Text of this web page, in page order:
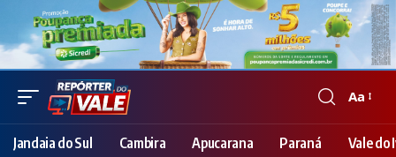
Font
Resizer
Aa
Jandaia do Sul Cambira Apucarana Paraná Vale do